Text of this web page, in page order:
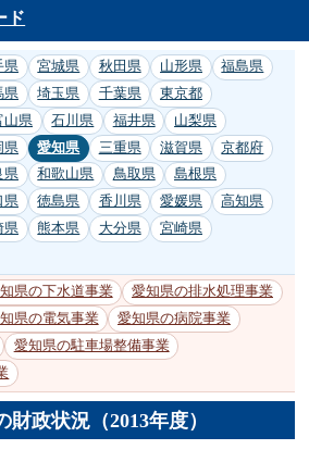
ド
県 宮城県 秋田県 山形県
福島県
県 埼玉県 千葉県
東京都
山県 石川県 福井県
山梨県
県 愛知県 三重県 滋賀県
京都府
県 和歌山県 鳥取県
島根県
県 徳島県 香川県 愛媛県
高知県
県 熊本県 大分県
宮崎県
県の下水道事業
愛知県の排水処理事業
県の電気事業
愛知県の病院事業
愛知県の駐車場整備事業
政状況（2013年度）